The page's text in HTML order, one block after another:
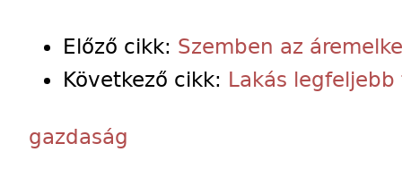
Előző cikk: Szemben az
Következő cikk: Lakás legfeljebb
gazdaság